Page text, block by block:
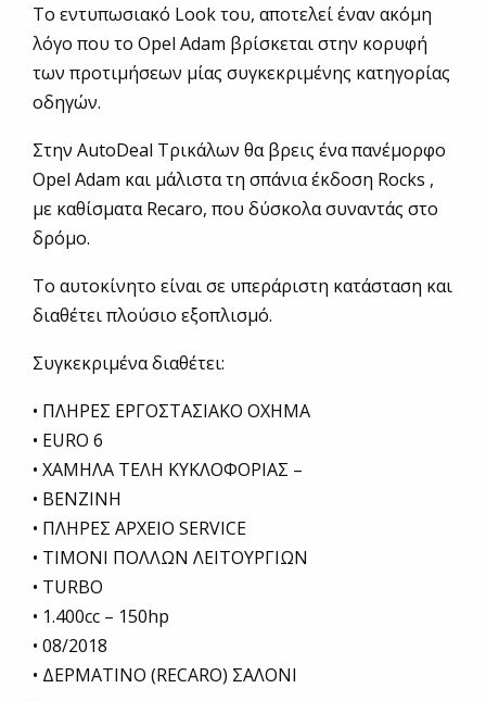
Το εντυπωσιακό Look του, αποτελεί έναν ακόμη
λόγο που το Opel Adam βρίσκεται στην κορυφή
των προτιμήσεων μίας συγκεκριμένης κατηγορίας
οδηγών.
Στην AutoDeal Τρικάλων θα βρεις ένα πανέμορφο
Opel Adam και μάλιστα τη σπάνια έκδοση Rocks ,
με καθίσματα Recaro, που δύσκολα συναντάς στο
δρόμο.
Το αυτοκίνητο είναι σε υπεράριστη κατάσταση και
διαθέτει πλούσιο εξοπλισμό.
Συγκεκριμένα διαθέτει:
• ΠΛΗΡΕΣ ΕΡΓΟΣΤΑΣΙΑΚΟ ΟΧΗΜΑ
• EURO 6
• ΧΑΜΗΛΑ ΤΕΛΗ ΚΥΚΛΟΦΟΡΙΑΣ –
• ΒΕΝΖΙΝΗ
• ΠΛΗΡΕΣ ΑΡΧΕΙΟ SERVICE
• ΤΙΜΟΝΙ ΠΟΛΛΩΝ ΛΕΙΤΟΥΡΓΙΩΝ
• TURBO
• 1.400cc – 150hp
• 08/2018
• ΔΕΡΜΑΤΙΝΟ (RECARO) ΣΑΛΟΝΙ